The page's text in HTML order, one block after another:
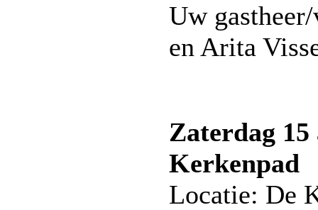
Uw
en Arita
Zaterdag 15
Kerkenpad
Locatie: De